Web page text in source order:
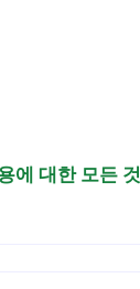
에 대한 모든 것